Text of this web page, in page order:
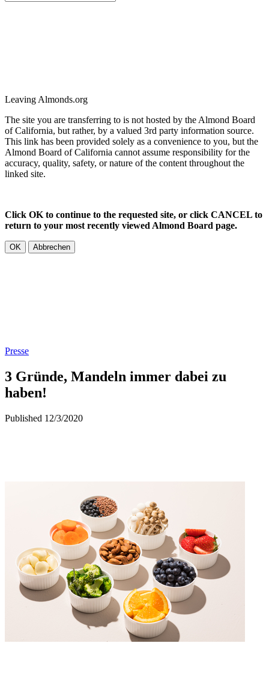
Leaving Almonds.org
The site you are transferring to is not hosted by the Almond Board
of California, but rather, by a valued 3rd party information source.
This link has been provided solely as a convenience to you, but the
Almond Board of California cannot assume responsibility for the
accuracy, quality, safety, or nature of the content throughout the
linked site.
Click OK to continue to the requested site, or click CANCEL to
return to your most recently viewed Almond Board page.
OK Abbrechen
Presse
3 Gründe, Mandeln immer dabei zu
haben!
Published 12/3/2020